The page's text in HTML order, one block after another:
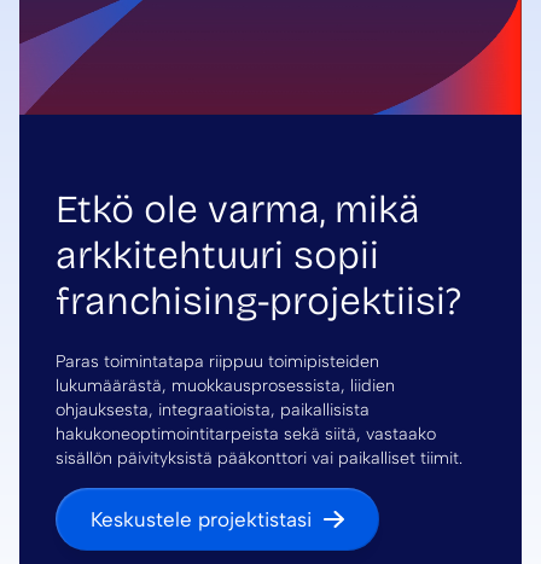
Etkö ole varma, mikä
arkkitehtuuri sopii
franchising-projektiisi?
Paras toimintatapa riippuu toimipisteiden
lukumäärästä, muokkausprosessista, liidien
ohjauksesta, integraatioista, paikallisista
hakukoneoptimointitarpeista sekä siitä, vastaako
sisällön päivityksistä pääkonttori vai paikalliset tiimit.
Keskustele projektistasi